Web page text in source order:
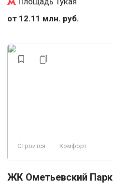
от 12.11 млн. руб.
Строится Комфорт
ЖК Ометьевский Парк